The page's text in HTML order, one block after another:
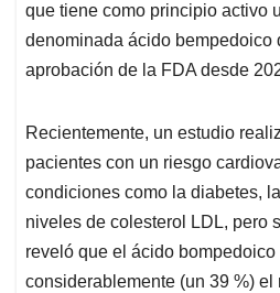
que tiene como principio activo
denominada ácido bempedoico
aprobación de la FDA desde
Recientemente, un estudio
pacientes con un riesgo
condiciones como la diabetes,
niveles de colesterol LDL, pero
reveló que el ácido bompedoico
considerablemente (un 39 %) el